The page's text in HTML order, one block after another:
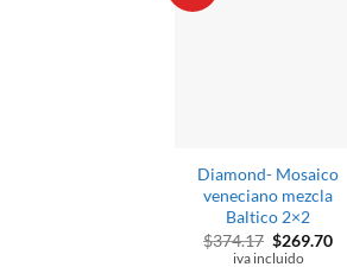
Diamond- Mosaico
veneciano mezcla
Baltico 2×2
$374.17 El
precio
$269.70El
iva incluido